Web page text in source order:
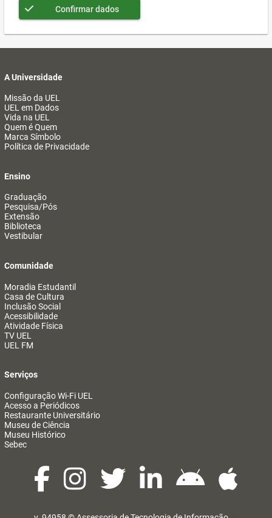
Confirmar dados
A Universidade
Missão da UEL
UEL em Dados
Vida na UEL
Quem é Quem
Marca Símbolo
Política de Privacidade
Ensino
Graduação
Pesquisa/Pós
Extensão
Biblioteca
Vestibular
Comunidade
Moradia Estudantil
Casa de Cultura
Inclusão Social
Acessibilidade
Atividade Física
TV UEL
UEL FM
Serviços
Configuração Wi-Fi UEL
Acesso a Periódicos
Restaurante Universitário
Museu de Ciência
Museu Histórico
Sebec